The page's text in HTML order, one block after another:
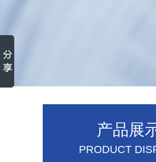
产品展
PRODUCT